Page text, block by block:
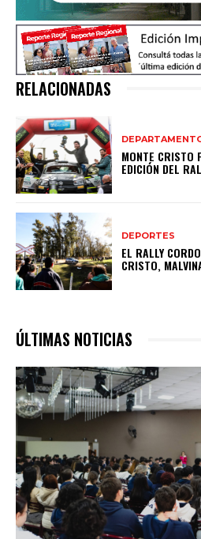
RELACIONADAS
MONTE CRISTO
EDICIÓN DEL
DEPORTES
EL RALLY
CRISTO,
ÚLTIMAS NOTICIAS